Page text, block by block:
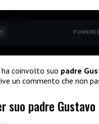
ha coinvolto suo padre
un commento che non
suo padre Gustavo